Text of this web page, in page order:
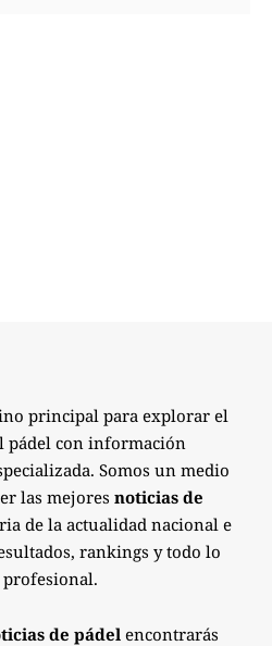
principal para explorar el
pádel con información
Somos un medio
las mejores noticias de
de la actualidad nacional e
rankings y todo lo
de pádel encontrarás